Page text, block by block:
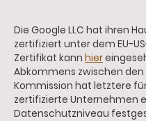
Die Google LLC hat ihren
zertifiziert unter dem EU-
Zertifikat kann hier
Abkommens zwischen den
Kommission hat letztere
zertifizierte Unternehmen
Datenschutzniveau